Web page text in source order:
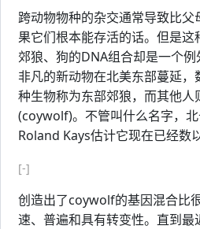
跨动物物种的杂交通常导致比
果它们根本能存活的话。但是这
郊狼、狗的DNA组合却是一个
非凡的新动物在北美东部蔓延
种生物称为东部郊狼，而其他人
(coywolf)。不管叫什么名字，
Roland Kays估计它现在已经数
[-]
创造出了coywolf的基因混合比
速、普遍和具有转变性。直到